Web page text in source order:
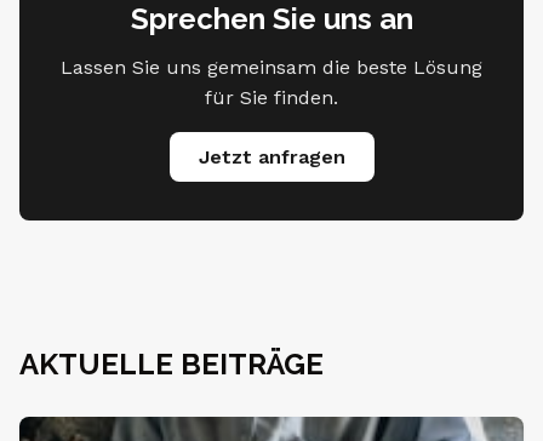
Sprechen Sie uns an
Lassen Sie uns gemeinsam die beste Lösung
für Sie finden.
Jetzt anfragen
AKTUELLE BEITRÄGE